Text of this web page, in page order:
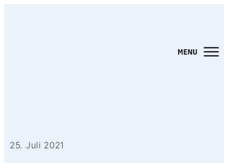
25. Juli 2021